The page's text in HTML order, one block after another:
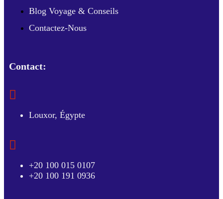
Blog Voyage & Conseils
Contactez-Nous
Contact:
Louxor, Égypte
+20 100 015 0107
+20 100 191 0936